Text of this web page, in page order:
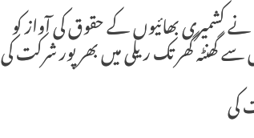
بھائیوں کے حقوق کی آواز کو
گھر تک ریلی میں بھرپور شرکت کی
کی